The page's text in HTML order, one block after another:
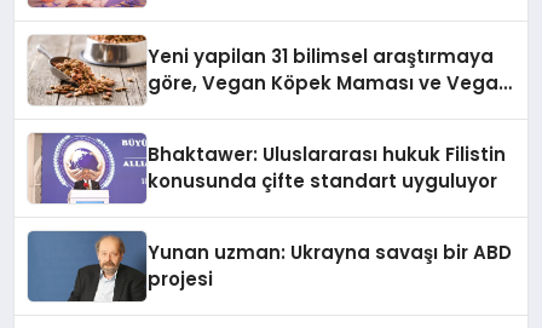
Yeni yapilan 31 bilimsel araştırmaya
göre, Vegan Köpek Maması ve Vegan
Bhaktawer: Uluslararası hukuk Filistin
konusunda çifte standart uyguluyor
Yunan uzman: Ukrayna savaşı bir ABD
projesi